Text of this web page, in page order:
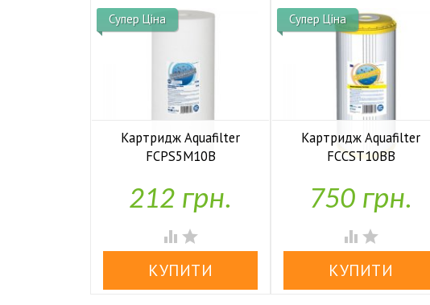
Супер Ціна
Картридж Aquafilter
FCPS5M10B
У наявності
212 грн.
 
Супер Ціна
Картридж Aquafilter
FCCST10BB
У наявності
750 грн.
 